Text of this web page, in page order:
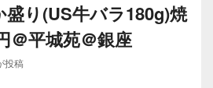
り(US牛バラ180g)焼
＠平城苑＠銀座
投稿